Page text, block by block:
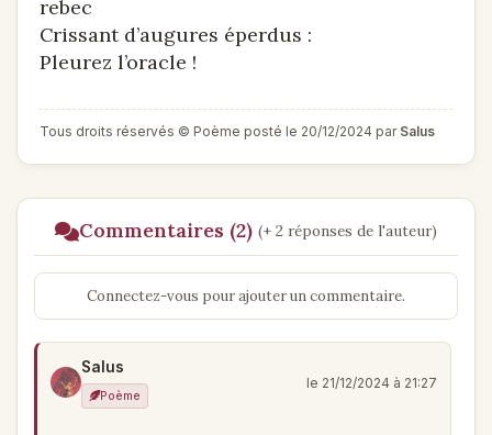
rebec
Crissant d’augures éperdus :
Pleurez l’oracle !
Tous droits réservés © Poème posté le 20/12/2024 par Salus
Commentaires (2) (+ 2 réponses de l'auteur)
Connectez-vous pour ajouter un commentaire.
Salus
Poème
le 21/12/2024 à 21:27